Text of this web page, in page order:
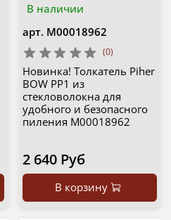
В наличии
арт. М00018962
(0)
Новинка! Толкатель Piher
BOW PP1 из
стекловолокна для
удобного и безопасного
пиления М00018962
2 640 Руб
В корзину